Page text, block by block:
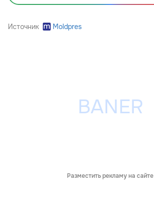
Источник Moldpres
Разместить рекламу на сайте